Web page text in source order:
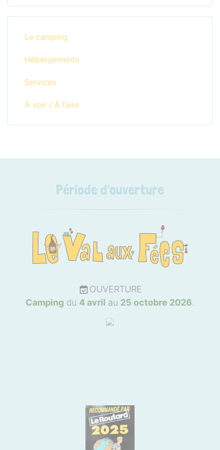
Le camping
Hébergements
Services
À voir / À faire
Période d’ouverture
OUVERTURE
Camping du 4 avril au 25 octobre 2026.